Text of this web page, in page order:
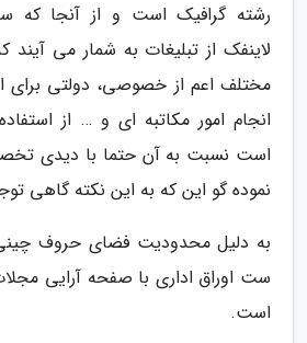
رشته گرافیک است و از آنجا که
لاینفک از تبلیغات به شمار می
مختلف اعم از خصوصی، دولتی برای
انجام امور مکاتبه ای و … از
است نسبت به آن حتما با دیدی
نموده گو این که به این نکته گاهی
به دلیل محدودیت فضای حروف
ست اوراق اداری با صفحه آرایی
است.